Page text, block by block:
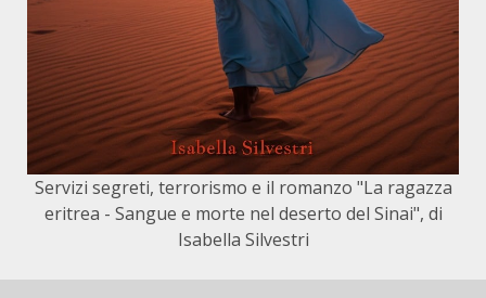
Servizi segreti, terrorismo e il romanzo "La ragazza
eritrea - Sangue e morte nel deserto del Sinai", di
Isabella Silvestri